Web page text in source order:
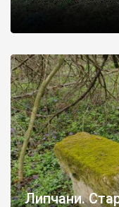
Липчани.